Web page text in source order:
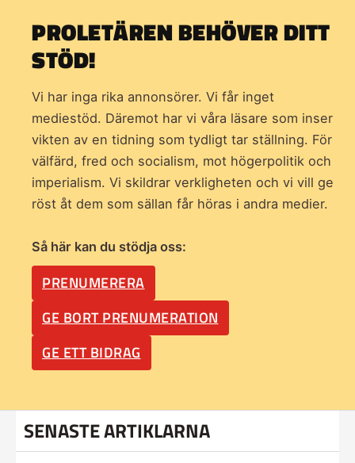
PROLETÄREN BEHÖVER DITT
STÖD!
Vi har inga rika annonsörer. Vi får inget
mediestöd. Däremot har vi våra läsare som inser
vikten av en tidning som tydligt tar ställning. För
välfärd, fred och socialism, mot högerpolitik och
imperialism. Vi skildrar verkligheten och vi vill ge
röst åt dem som sällan får höras i andra medier.
Så här kan du stödja oss:
PRENUMERERA
GE BORT PRENUMERATION
GE ETT BIDRAG
SENASTE ARTIKLARNA